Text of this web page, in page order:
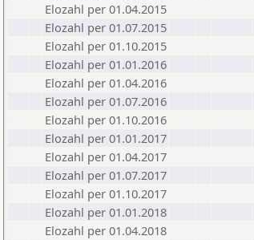
Elozahl per 01.04.2015
Elozahl per 01.07.2015
Elozahl per 01.10.2015
Elozahl per 01.01.2016
Elozahl per 01.04.2016
Elozahl per 01.07.2016
Elozahl per 01.10.2016
Elozahl per 01.01.2017
Elozahl per 01.04.2017
Elozahl per 01.07.2017
Elozahl per 01.10.2017
Elozahl per 01.01.2018
Elozahl per 01.04.2018